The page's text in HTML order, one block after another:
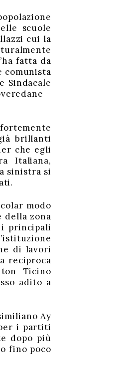
scuole
cui la
fatta da
comunista
Sindacale
–
brillanti
che egli
Italiana,
sinistra si
modo
della zona
principali
di lavori
reciproca
Ticino
adito a
Ay
i partiti
dopo più
fino poco